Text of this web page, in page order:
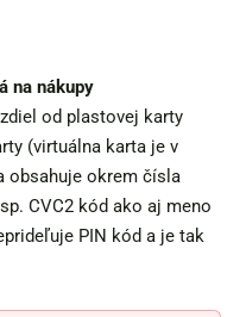
na nákupy
od plastovej karty
(virtuálna karta je v
obsahuje okrem čísla
CVC2 kód ako aj meno
PIN kód a je tak